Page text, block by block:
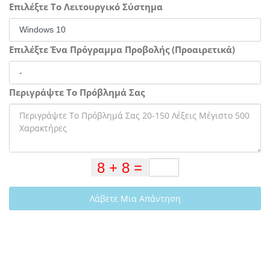
Επιλέξτε Το Λειτουργικό Σύστημα
Επιλέξτε Ένα Πρόγραμμα Προβολής (Προαιρετικά)
Περιγράψτε Το Πρόβλημά Σας
Λάβετε Μια Απάντηση